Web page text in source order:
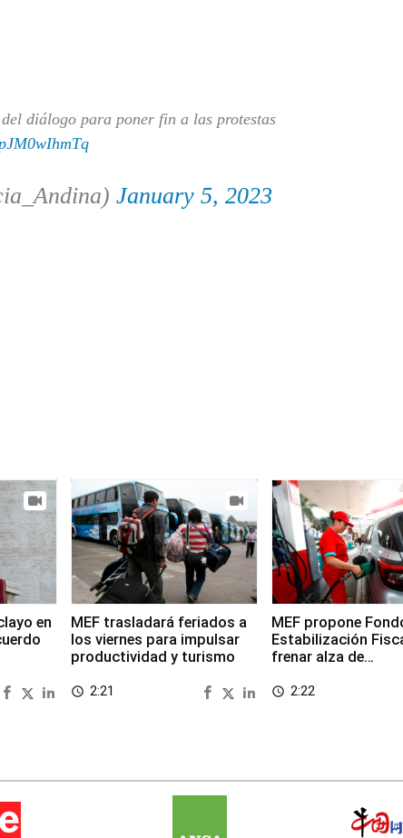
diálogo para poner fin a las protestas
January 5, 2023
en
MEF trasladará feriados a
los viernes para impulsar
productividad y turismo
access_time 2:21
MEF propone
Estabilización
frenar alza de
access_time 2:22